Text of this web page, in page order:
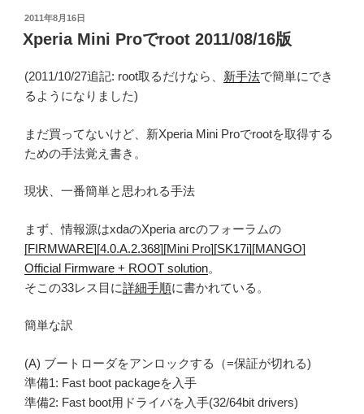
投
稿
日:
2011年8月16日
Xperia Mini Proでroot 2011/08/16版
(2011/10/27追記: root取るだけなら、 新手法で簡単にでき
るようになりました)
まだ買ってないけど、新Xperia Mini Proでrootを取得する
ための手法覚え書き。
現状、一番簡単と思われる手法
まず、情報源はxdaのXperia arcのフォーラムの
[FIRMWARE][4.0.A.2.368][Mini Pro][SK17i][MANGO]
Official Firmware + ROOT solution。
そこの33レス目に詳細手順に書かれている。
簡単な訳
(A) ブートローダをアンロックする（=保証が切れる)
準備1: Fast boot packageを入手
準備2: Fast boot用ドライバを入手(32/64bit drivers)